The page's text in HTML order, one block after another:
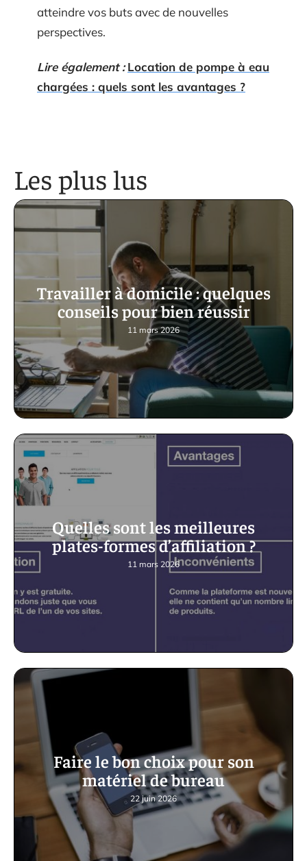
atteindre vos buts avec de nouvelles
perspectives.
Lire également : Location de pompe à eau
chargées : quels sont les avantages ?
Les plus lus
Travailler à domicile : quelques
conseils pour bien réussir
11 mars 2026
Quelles sont les meilleures
plates-formes d’affiliation ?
11 mars 2026
Faire le bon choix pour son
matériel de bureau
22 juin 2026